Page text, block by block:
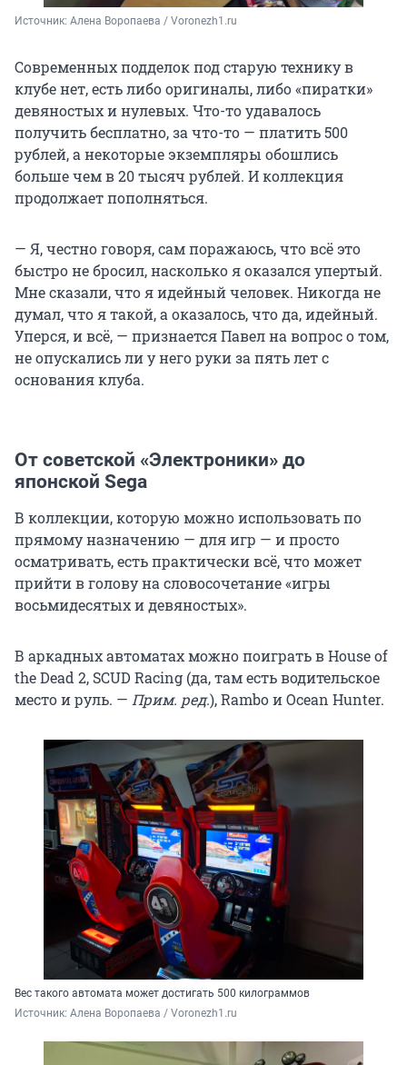
Источник: Алена Воропаева / Voronezh1.ru
Современных подделок под старую технику в
клубе нет, есть либо оригиналы, либо «пиратки»
девяностых и нулевых. Что-то удавалось
получить бесплатно, за что-то — платить 500
рублей, а некоторые экземпляры обошлись
больше чем в 20 тысяч рублей. И коллекция
продолжает пополняться.
— Я, честно говоря, сам поражаюсь, что всё это
быстро не бросил, насколько я оказался упертый.
Мне сказали, что я идейный человек. Никогда не
думал, что я такой, а оказалось, что да, идейный.
Уперся, и всё, — признается Павел на вопрос о том,
не опускались ли у него руки за пять лет с
основания клуба.
От советской «Электроники» до
японской Sega
В коллекции, которую можно использовать по
прямому назначению — для игр — и просто
осматривать, есть практически всё, что может
прийти в голову на словосочетание «игры
восьмидесятых и девяностых».
В аркадных автоматах можно поиграть в House of
the Dead 2, SCUD Racing (да, там есть водительское
место и руль. — Прим. ред.), Rambo и Ocean Hunter.
Вес такого автомата может достигать 500 килограммов
Источник: Алена Воропаева / Voronezh1.ru